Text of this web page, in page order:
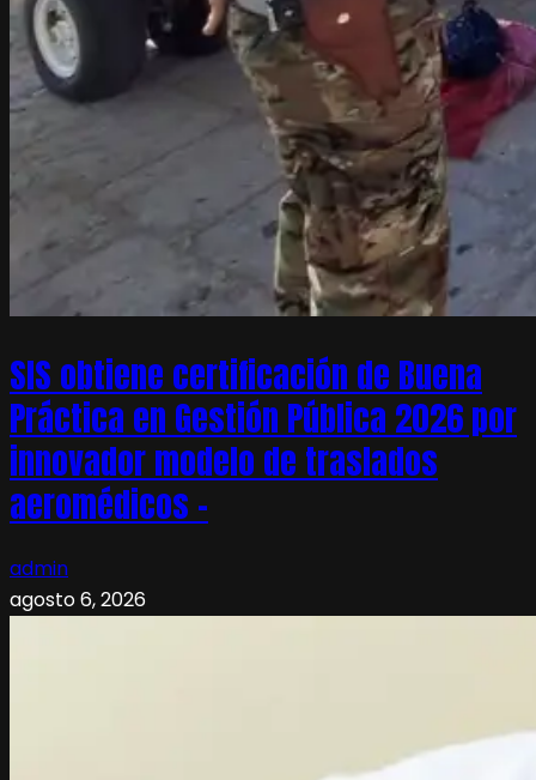
SIS obtiene certificación de Buena
Práctica en Gestión Pública 2026 por
innovador modelo de traslados
aeromédicos –
admin
agosto 6, 2026